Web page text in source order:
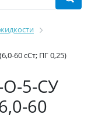
60 сСт; ПГ 0,25)
5-СУ
60